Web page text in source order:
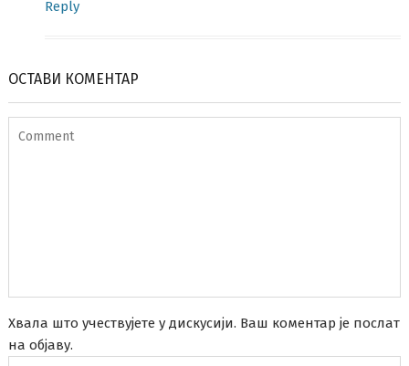
Reply
ОСТАВИ КОМЕНТАР
Хвала што учествујете у дискусији. Ваш коментар је послат
на објаву.